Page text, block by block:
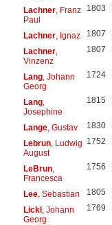
Lachner, Franz
Paul
1803
Lachner, Ignaz 1807
Lachner,
Vinzenz
1807
Lang, Johann
Georg
1724
Lang,
Josephine
1815
Lange, Gustav 1830
Lebrun, Ludwig
August
1752
LeBrun,
Francesca
1756
Lee, Sebastian 1805
Lickl, Johann
Georg
1769